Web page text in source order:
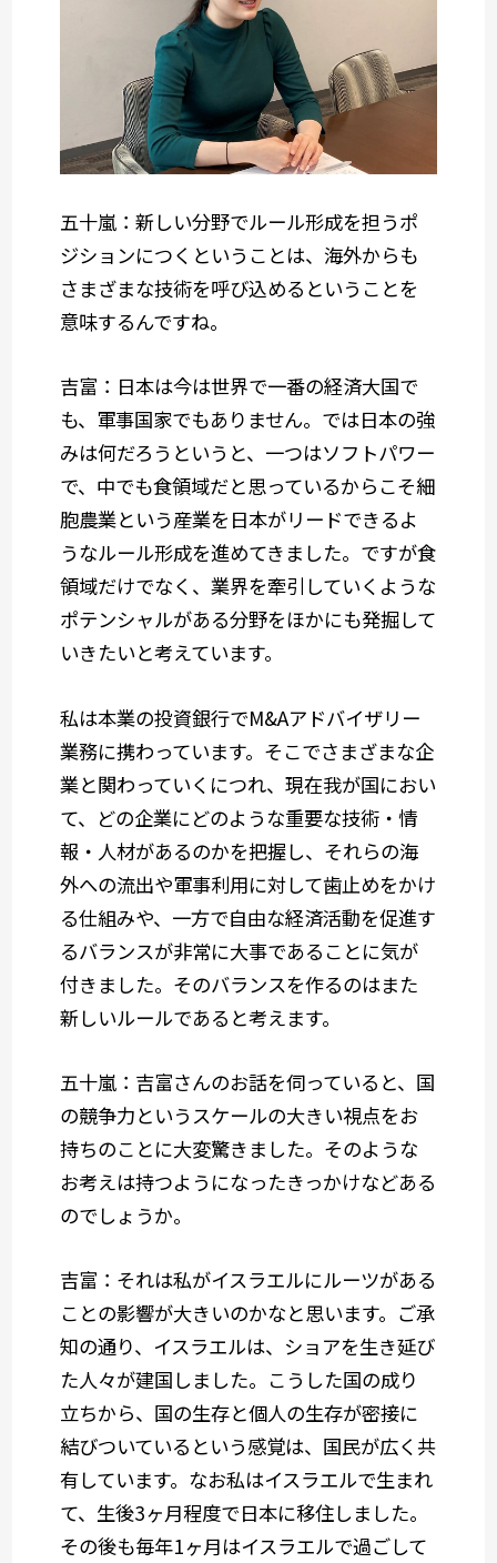
五十嵐：新しい分野でルール形成を担うポ
ジションにつくということは、海外からも
さまざまな技術を呼び込めるということを
意味するんですね。
吉富：日本は今は世界で一番の経済大国で
も、軍事国家でもありません。では日本の強
みは何だろうというと、一つはソフトパワー
で、中でも食領域だと思っているからこそ細
胞農業という産業を日本がリードできるよ
うなルール形成を進めてきました。ですが食
領域だけでなく、業界を牽引していくような
ポテンシャルがある分野をほかにも発掘して
いきたいと考えています。
私は本業の投資銀行でM&Aアドバイザリー
業務に携わっています。そこでさまざまな企
業と関わっていくにつれ、現在我が国におい
て、どの企業にどのような重要な技術・情
報・人材があるのかを把握し、それらの海
外への流出や軍事利用に対して歯止めをかけ
る仕組みや、一方で自由な経済活動を促進す
るバランスが非常に大事であることに気が
付きました。そのバランスを作るのはまた
新しいルールであると考えます。
五十嵐：吉富さんのお話を伺っていると、国
の競争力というスケールの大きい視点をお
持ちのことに大変驚きました。そのような
お考えは持つようになったきっかけなどある
のでしょうか。
吉富：それは私がイスラエルにルーツがある
ことの影響が大きいのかなと思います。ご承
知の通り、イスラエルは、ショアを生き延び
た人々が建国しました。こうした国の成り
立ちから、国の生存と個人の生存が密接に
結びついているという感覚は、国民が広く共
有しています。なお私はイスラエルで生まれ
て、生後3ヶ月程度で日本に移住しました。
その後も毎年1ヶ月はイスラエルで過ごして